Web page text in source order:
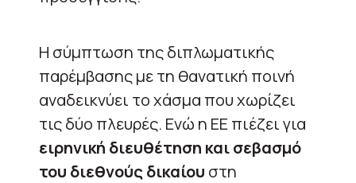
Η σύμπτωση της διπλωματικής
παρέμβασης με τη θανατική ποινή
αναδεικνύει το χάσμα που χωρίζει
τις δύο πλευρές. Ενώ η ΕΕ πιέζει για
ειρηνική διευθέτηση και σεβασμό
του διεθνούς δικαίου στη